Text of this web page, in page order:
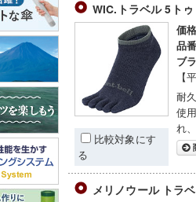
WIC.トラベル 5ト
比較対象にす
る
価格
品番
ブ
【
耐
使
れ
メリノウール トラ